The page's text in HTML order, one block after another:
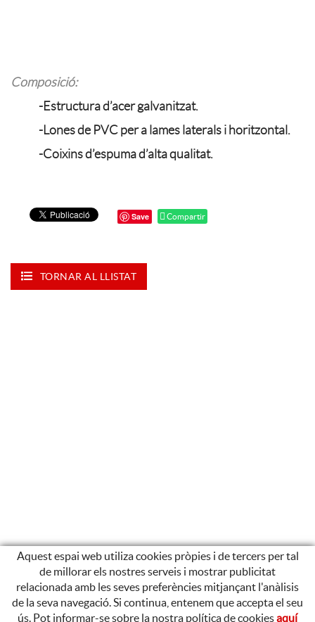
Composició:
-Estructura d’acer galvanitzat.
-Lones de PVC per a lames laterals i horitzontal.
-Coixins d’espuma d’alta qualitat.
Save Compartir
TORNAR AL LLISTAT
Aquest espai web utiliza cookies pròpies i de tercers per tal
de millorar els nostres serveis i mostrar publicitat
relacionada amb les seves preferències mitjançant l'anàlisis
de la seva navegació. Si continua, entenem que accepta el seu
ús. Pot informar-se sobre la nostra política de cookiesaquí